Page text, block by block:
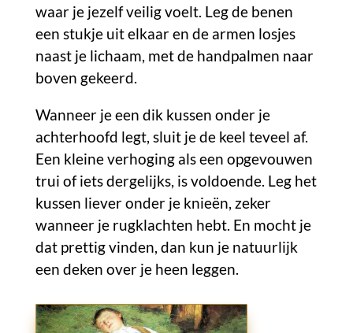
waar je jezelf veilig voelt. Leg de benen
een stukje uit elkaar en de armen losjes
naast je lichaam, met de handpalmen naar
boven gekeerd.
Wanneer je een dik kussen onder je
achterhoofd legt, sluit je de keel teveel af.
Een kleine verhoging als een opgevouwen
trui of iets dergelijks, is voldoende. Leg het
kussen liever onder je knieën, zeker
wanneer je rugklachten hebt. En mocht je
dat prettig vinden, dan kun je natuurlijk
een deken over je heen leggen.